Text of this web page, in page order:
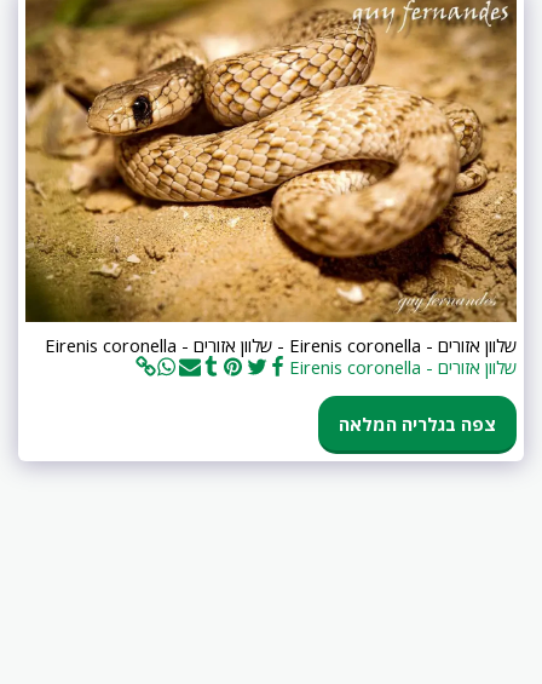
שלוון אזורים - Eirenis coronella - שלוון אזורים - Eirenis coronella
שלוון אזורים - Eirenis coronella
צפה בגלריה המלאה